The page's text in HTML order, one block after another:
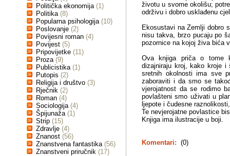
Politička ekonomija (1)
Politika (8)
Popularna psihologija (10)
Poslovanje (2)
Povijesni roman (4)
Povijest (5)
Pripovijetke (11)
Proza (9)
Publicistika (1)
Putopis (2)
Religija i društvo (3)
Rječnik (2)
Roman (4)
Sociologija (4)
Špijunaža (1)
Strip (15)
Zdravlje (4)
Znanost (56)
Znanstvena fantastika (56)
Znanstveni priručnik (17)
životu u svome okolišu;
održivu i dobro usklađenu
Ekosustavi na Zemlji dobro
nisu takva, brzo pucaju po
pozornice na kojoj živa bića
Ova knjiga priča o tome
dizajniraju kroj, kako kroje i
sretnih okolnosti ima sve
zaboraviti i da smo se
vjerojatnost da se rodimo
povlašteni smo uživati u
ljepote i čudesne
Te nevjerojatne povlastice
Knjiga ima ilustracije u boji.
Komentari: (0)